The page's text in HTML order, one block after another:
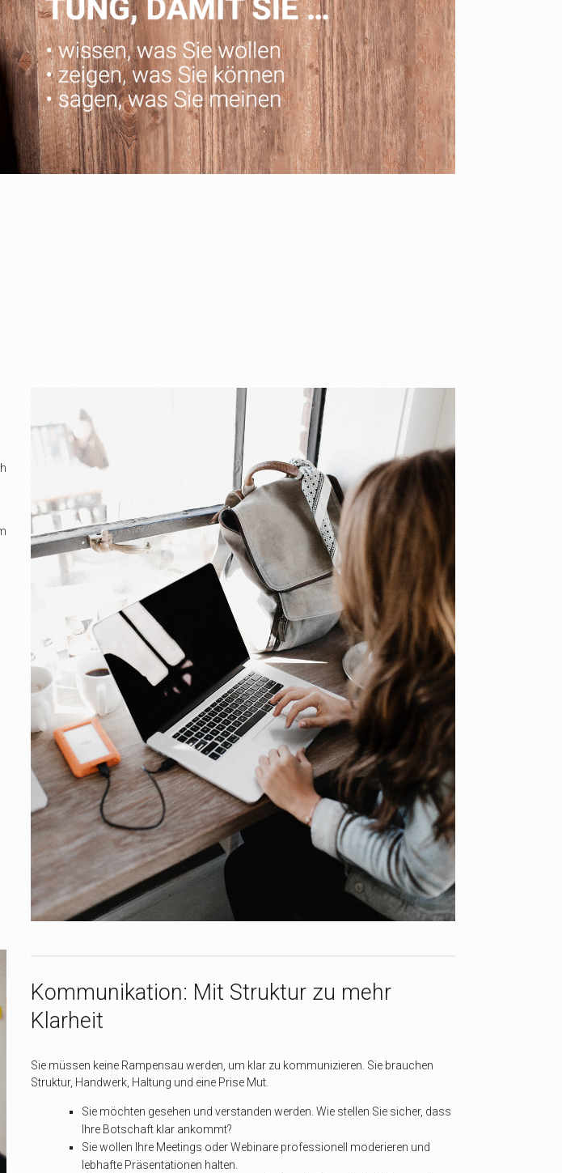
Kommunikation: Mit Struktur zu mehr
Klarheit
Sie müssen keine Rampensau werden, um klar zu kommunizieren. Sie brauchen
Struktur, Handwerk, Haltung und eine Prise Mut.
Sie möchten gesehen und verstanden werden. Wie stellen Sie sicher, dass
Ihre Botschaft klar ankommt?
Sie wollen Ihre Meetings oder Webinare professionell moderieren und
lebhafte Präsentationen halten.